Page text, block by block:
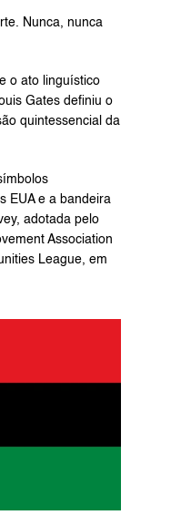
Nunca, nunca
o ato linguístico
Gates definiu o
quintessencial da
EUA e a bandeira
adotada pelo
Association
League, em